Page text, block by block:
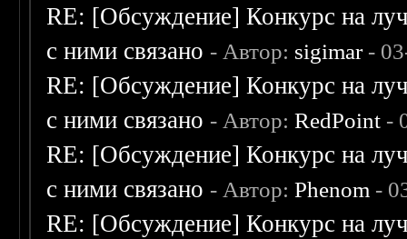
RE: [Обсуждение] Конкурс на
с ними связано - Автор: sigimar-
RE: [Обсуждение] Конкурс на
с ними связано - Автор:RedPoint -
RE: [Обсуждение] Конкурс на
с ними связано - Автор:Phenom -
RE: [Обсуждение] Конкурс на